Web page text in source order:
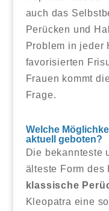
auch das
Perücken und
Problem in jeder
favorisierten
Frauen kommt
Frage.
Welche
aktuell geboten?
Die bekannteste
älteste Form des
klassische
Kleopatra eine